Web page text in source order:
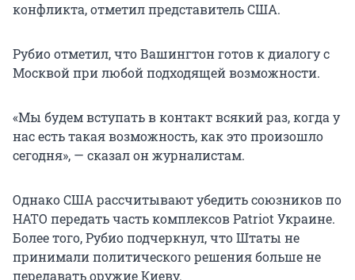
конфликта, отметил представитель США.
Рубио отметил, что Вашингтон готов к диалогу с
Москвой при любой подходящей возможности.
«Мы будем вступать в контакт всякий раз, когда у
нас есть такая возможность, как это произошло
сегодня», — сказал он журналистам.
Однако США рассчитывают убедить союзников по
НАТО передать часть комплексов Patriot Украине.
Более того, Рубио подчеркнул, что Штаты не
принимали политического решения больше не
передавать оружие Киеву.